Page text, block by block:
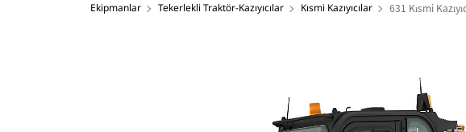
Ekipmanlar Tekerlekli Traktör-Kazıyıcılar Kısmi Kazıyıcılar 631 Kısmi